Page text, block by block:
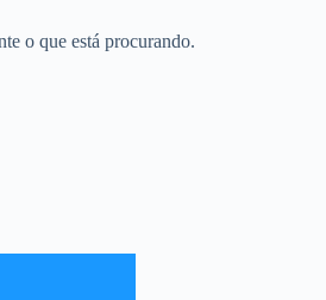
o que está procurando.